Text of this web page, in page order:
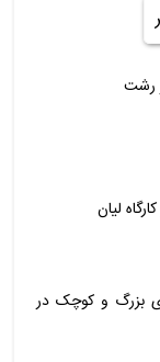
رشت
لیان
بزرگ و کوچک در